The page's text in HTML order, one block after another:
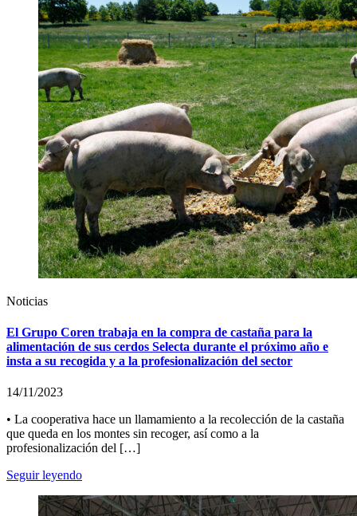
Noticias
El Grupo Coren trabaja en la compra de castaña para la
alimentación de sus cerdos Selecta durante el próximo año e
insta a su recogida y a la profesionalización del sector
14/11/2023
• La cooperativa hace un llamamiento a la recolección de la castaña
que queda en los montes sin recoger, así como a la
profesionalización del […]
Seguir leyendo